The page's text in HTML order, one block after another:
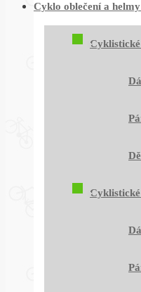
Cyklo oblečení a helmy